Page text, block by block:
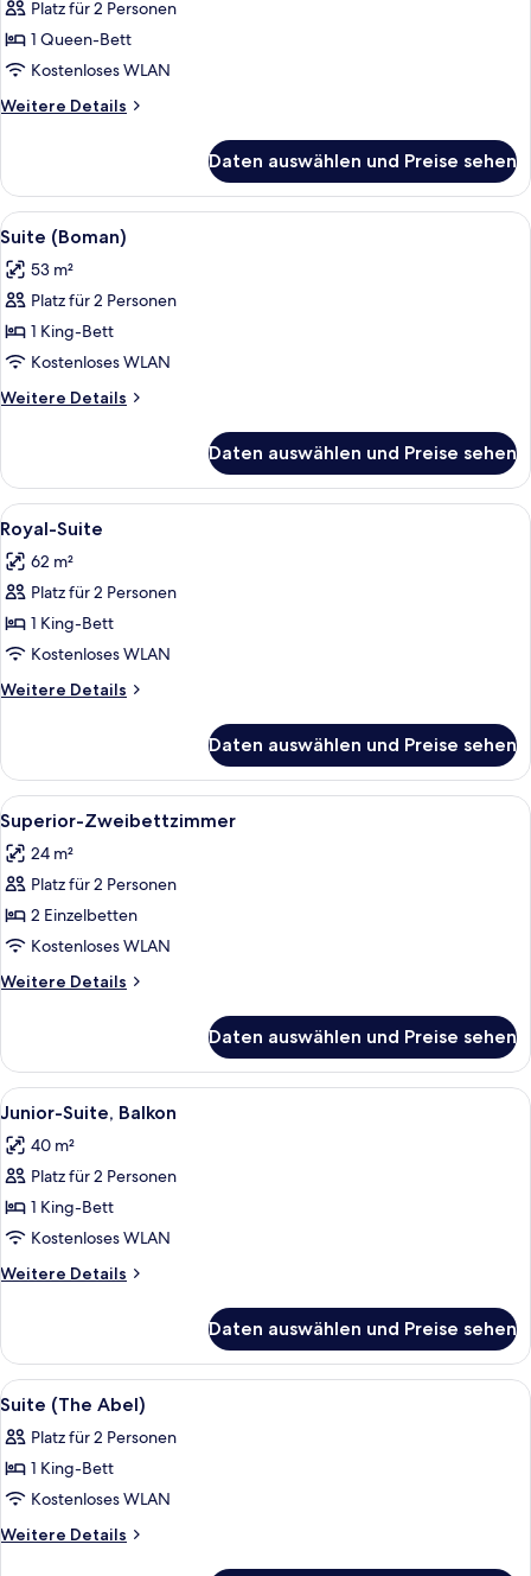
Standard-
Doppelzimmer
anzeigen
Platz für 2 Personen
1 Queen-Bett
Kostenloses WLAN
Weitere Details
Weitere
Doppelzimmer
Daten auswählen und Preise sehen
Alle
Fotos
für
Suite
(Boman)
anzeigen
Suite (Boman) | Wohnbereich | 50-
7
Suite (Boman)
53 m²
Platz für 2 Personen
1 King-Bett
Kostenloses WLAN
Weitere Details
Weitere
(Boman)
Daten auswählen und Preise sehen
Alle
Fotos
für
Royal-
Suite
anzeigen
Ein gerahmtes Kunstwerk an der
6
Royal-Suite
62 m²
Platz für 2 Personen
1 King-Bett
Kostenloses WLAN
Weitere Details
Weitere
Suite
Daten auswählen und Preise sehen
Alle
Fotos
für
Superior-
Zweibettzimmer
anzeigen
Ein Hotelzimmer mit zwei Betten,
4
Superior-Zweibettzimmer
24 m²
Platz für 2 Personen
2 Einzelbetten
Kostenloses WLAN
Weitere Details
Weitere
Zweibettzimmer
Daten auswählen und Preise sehen
Alle
Fotos
für
Junior-
Suite,
Balkon
anzeigen
Ein Balkon mit Korbstühlen und
9
Junior-Suite, Balkon
40 m²
Platz für 2 Personen
1 King-Bett
Kostenloses WLAN
Weitere Details
Weitere
Suite,
Balkon
Daten auswählen und Preise sehen
Alle
Fotos
für
Suite
(The
Abel)
Ein modernes Hotelzimmer mit
9
Suite (The Abel)
Platz für 2 Personen
1 King-Bett
Kostenloses WLAN
Weitere Details
Weitere